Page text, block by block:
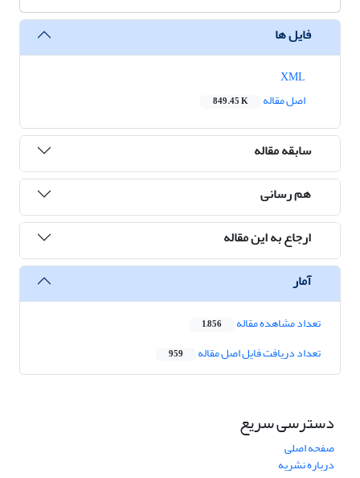
فایل ها
اصل مقاله
849.45 K
سابقه مقاله
هم رسانی
ارجاع به این مقاله
آمار
تعداد مشاهده مقاله 1,856
تعداد دریافت فایل اصل مقاله 959
دسترسی سریع
صفحه اصلی
درباره نشریه